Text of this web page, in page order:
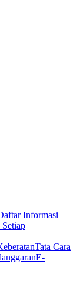
Informasi
Tata Cara
E-